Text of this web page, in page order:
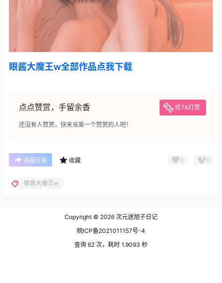
眼酱大魔王w全部作品点我下载
点点赞赏，手留余香 给TA打赏
还没有人赞赏，快来当第一个赞赏的人吧！
海报分享 收藏 0 0
眼酱大魔王w
Copyright © 2026 次元迷旭子日记
皖ICP备2021011157号-4
查询 62 次，耗时 1.9093 秒